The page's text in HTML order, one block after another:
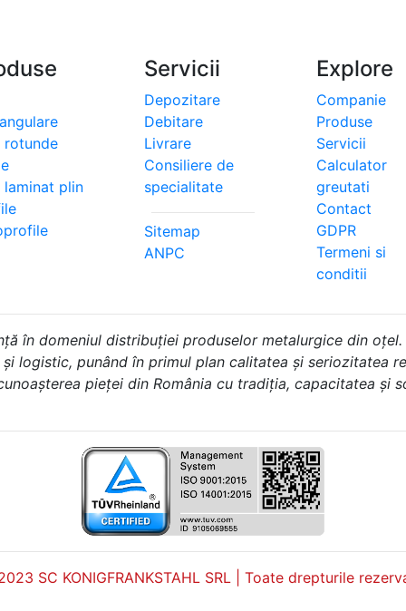
rotunde
laminat plin
Servicii
Depozitare
Debitare
Livrare
Consiliere de
specialitate
Sitemap
ANPC
Explore
Companie
Produse
Servicii
Calculator
greutati
Contact
GDPR
Termeni si
conditii
în domeniul distribuției produselor metalurgice din
logistic, punând în primul plan calitatea și seriozitatea
pieței din România cu tradiția, capacitatea și
SC KONIGFRANKSTAHL SRL | Toate drepturile